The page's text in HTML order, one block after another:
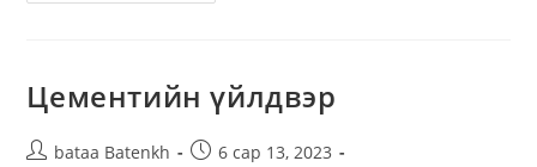
Цементийн үйлдвэр
bataa Batenkh
6 сар 13, 2023